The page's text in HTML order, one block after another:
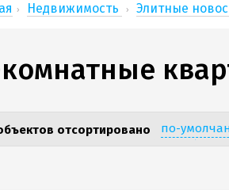
Недвижимость Элитные
отсортировано
по-
цена